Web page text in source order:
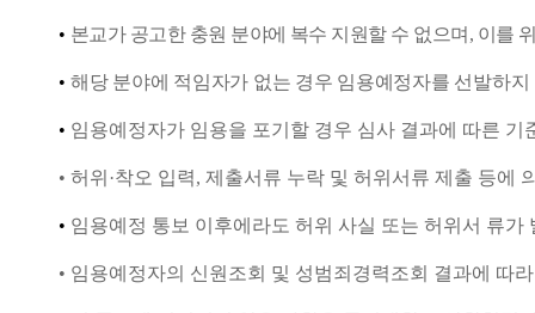
• 본교가 공고한 충원 분야에 복수 지원할 수 없으며 , 이를
• 해당 분야에 적임자가 없는 경우 임용예정자를 선발하
• 임용예정자가 임용을 포기할 경우 심사 결과에 따른
• 허위 ·착오 입력, 제출서류 누락 및 허위서류 제출 등에
• 임용예정 통보 이후에라도 허위 사실 또는 허위서 류가
• 임용예정자의 신원조회 및 성범죄경력조회 결과에 따